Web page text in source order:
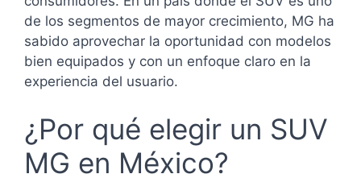
de los segmentos de mayor crecimiento, MG ha
sabido aprovechar la oportunidad con modelos
bien equipados y con un enfoque claro en la
experiencia del usuario.
¿Por qué elegir un SUV
MG en México?